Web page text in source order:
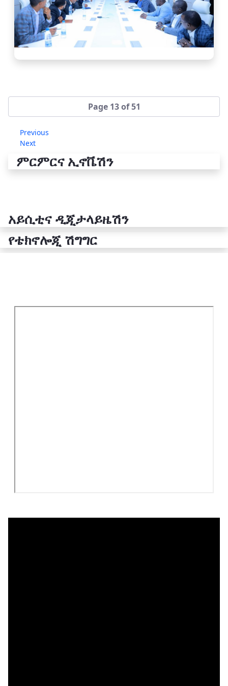
Page 13 of 51
Previous
Next
ምርምርና ኢኖቬሽን
አይሲቲና ዲጂታላይዜሽን
የቴክኖሎጂ ሽግግር